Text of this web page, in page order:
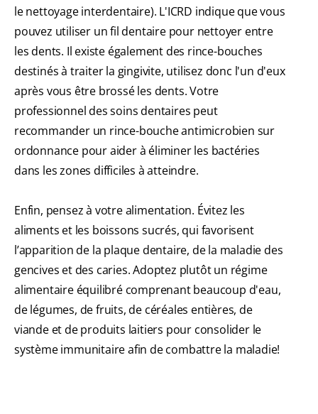
le nettoyage interdentaire). L'ICRD indique que vous
pouvez utiliser un fil dentaire pour nettoyer entre
les dents. Il existe également des rince-bouches
destinés à traiter la gingivite, utilisez donc l'un d'eux
après vous être brossé les dents. Votre
professionnel des soins dentaires peut
recommander un rince-bouche antimicrobien sur
ordonnance pour aider à éliminer les bactéries
dans les zones difficiles à atteindre.
Enfin, pensez à votre alimentation. Évitez les
aliments et les boissons sucrés, qui favorisent
l’apparition de la plaque dentaire, de la maladie des
gencives et des caries. Adoptez plutôt un régime
alimentaire équilibré comprenant beaucoup d'eau,
de légumes, de fruits, de céréales entières, de
viande et de produits laitiers pour consolider le
système immunitaire afin de combattre la maladie!